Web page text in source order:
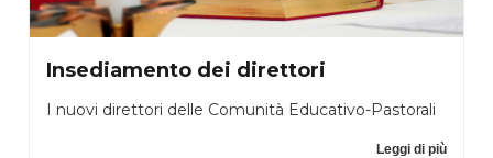
Insediamento dei direttori
I nuovi direttori delle Comunità Educativo-Pastorali
Leggi di più